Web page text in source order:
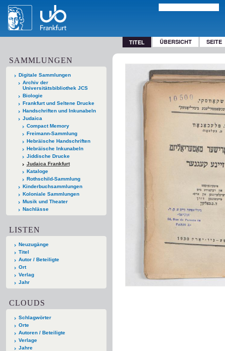
TITEL ÜBERSICHT SEITE
SAMMLUNGEN
Digitale Sammlungen
Archiv der
Universitätsbibliothek JCS
Biologie
Frankfurt und Seltene Drucke
Handschriften und Inkunabeln
Judaica
Compact Memory
Freimann-Sammlung
Hebräische Handschriften
Hebräische Inkunabeln
Jiddische Drucke
Judaica Frankfurt
Kataloge
Rothschild-Sammlung
Kinderbuchsammlungen
Koloniale Sammlungen
Musik und Theater
Nachlässe
LISTEN
Neuzugänge
Titel
Autor / Beteiligte
Ort
Verlag
Jahr
CLOUDS
Schlagwörter
Orte
Autoren / Beteiligte
Verlage
Jahre